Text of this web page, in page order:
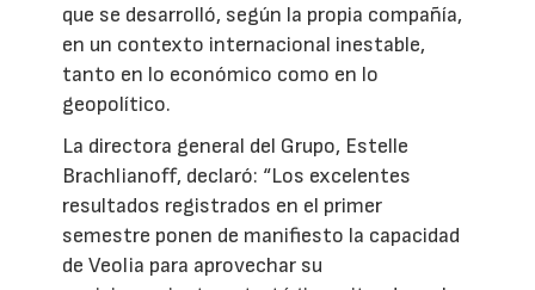
que se desarrolló, según la propia compañía,
en un contexto internacional inestable,
tanto en lo económico como en lo
geopolítico.
La directora general del Grupo, Estelle
Brachlianoff, declaró: “Los excelentes
resultados registrados en el primer
semestre ponen de manifiesto la capacidad
de Veolia para aprovechar su